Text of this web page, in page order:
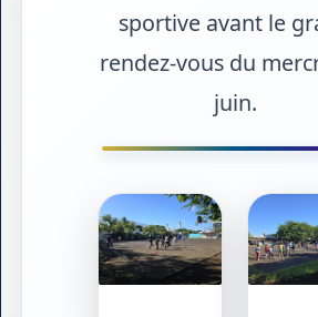
sportive avant le
rendez-vous du
juin.